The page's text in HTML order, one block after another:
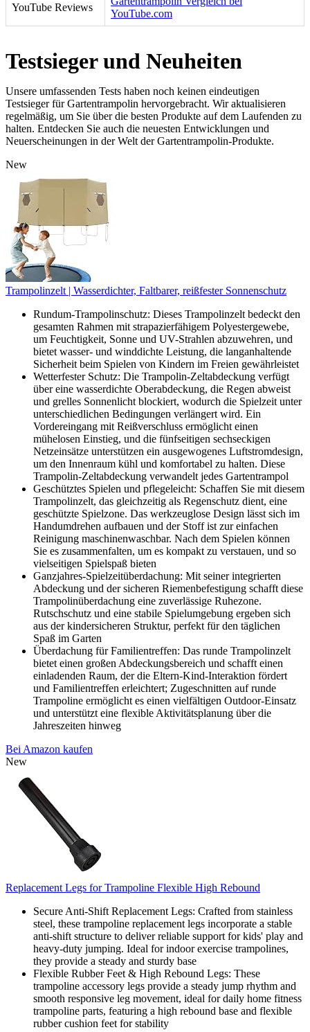
YouTube Reviews
YouTube.com
Testsieger und Neuheiten
Unsere umfassenden Tests haben noch keinen eindeutigen
Testsieger für Gartentrampolin hervorgebracht. Wir aktualisieren
regelmäßig, um Sie über die besten Produkte auf dem Laufenden zu
halten. Entdecken Sie auch die neuesten Entwicklungen und
Neuerscheinungen in der Welt der Gartentrampolin-Produkte.
New
Trampolinzelt | Wasserdichter, Faltbarer, reißfester Sonnenschutz
Rundum-Trampolinschutz: Dieses Trampolinzelt bedeckt den
gesamten Rahmen mit strapazierfähigem Polyestergewebe,
um Feuchtigkeit, Sonne und UV-Strahlen abzuwehren, und
bietet wasser- und winddichte Leistung, die langanhaltende
Sicherheit beim Spielen von Kindern im Freien gewährleistet
Wetterfester Schutz: Die Trampolin-Zeltabdeckung verfügt
über eine wasserdichte Oberabdeckung, die Regen abweist
und grelles Sonnenlicht blockiert, wodurch die Spielzeit unter
unterschiedlichen Bedingungen verlängert wird. Ein
Vordereingang mit Reißverschluss ermöglicht einen
mühelosen Einstieg, und die fünfseitigen sechseckigen
Netzeinsätze unterstützen ein ausgewogenes Luftstromdesign,
um den Innenraum kühl und komfortabel zu halten. Diese
Trampolin-Zeltabdeckung verwandelt jedes Gartentrampol
Geschütztes Spielen und pflegeleicht: Schaffen Sie mit diesem
Trampolinzelt, das gleichzeitig als Regenschutz dient, eine
geschützte Spielzone. Das werkzeuglose Design lässt sich im
Handumdrehen aufbauen und der Stoff ist zur einfachen
Reinigung maschinenwaschbar. Nach dem Spielen können
Sie es zusammenfalten, um es kompakt zu verstauen, und so
vielseitigen Spielspaß bieten
Ganzjahres-Spielzeitüberdachung: Mit seiner integrierten
Abdeckung und der sicheren Riemenbefestigung schafft diese
Trampolinüberdachung eine zuverlässige Ruhezone.
Rutschschutz und eine stabile Spielumgebung ergeben sich
aus der kindersicheren Struktur, perfekt für den täglichen
Spaß im Garten
Überdachung für Familientreffen: Das runde Trampolinzelt
bietet einen großen Abdeckungsbereich und schafft einen
einladenden Raum, der die Eltern-Kind-Interaktion fördert
und Familientreffen erleichtert; Zugeschnitten auf runde
Trampoline ermöglicht es einen vielfältigen Outdoor-Einsatz
und unterstützt eine flexible Aktivitätsplanung über die
Jahreszeiten hinweg
Bei Amazon kaufen
New
Replacement Legs for Trampoline Flexible High Rebound
Secure Anti-Shift Replacement Legs: Crafted from stainless
steel, these trampoline replacement legs incorporate a stable
anti-shift structure to deliver reliable support for kids' play and
heavy-duty jumping. Ideal for indoor exercise trampolines,
they provide a steady and sturdy base
Flexible Rubber Feet & High Rebound Legs: These
trampoline accessory legs provide a steady jump rhythm and
smooth responsive leg movement, ideal for daily home fitness
trampoline parts, featuring a high rebound base and flexible
rubber cushion feet for stability